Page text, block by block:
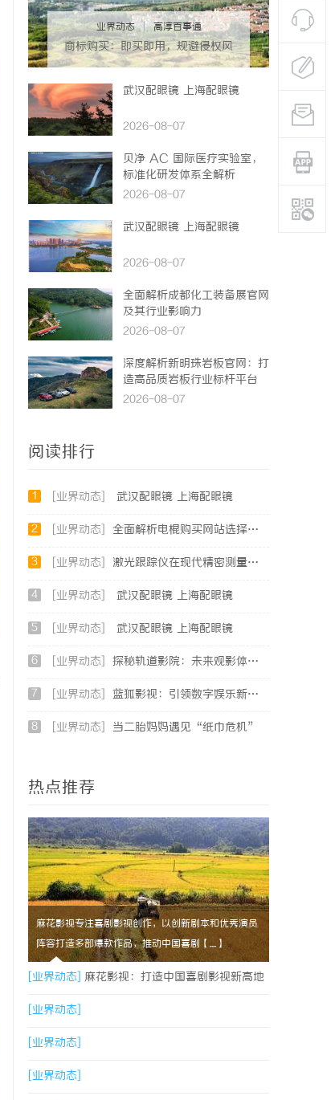
业界动态 | 高淳百事通
商标购买：即买即用，规避侵权风
险
武汉配眼镜 上海配眼镜
2026-08-07
贝净 AC 国际医疗实验室，
标准化研发体系全解析
2026-08-07
武汉配眼镜 上海配眼镜
2026-08-07
全面解析成都化工装备展官网
及其行业影响力
2026-08-07
深度解析新明珠岩板官网：打
造高品质岩板行业标杆平台
2026-08-07
阅读排行
1 [业界动态] 武汉配眼镜 上海配眼镜
2 [业界动态] 全面解析电棍购买网站选择及使用指南，保障安全与合法性
3 [业界动态] 激光跟踪仪在现代精密测量中的应用与发展趋势
4 [业界动态] 武汉配眼镜 上海配眼镜
5 [业界动态] 武汉配眼镜 上海配眼镜
6 [业界动态] 探秘轨道影院：未来观影体验的创新之路
7 [业界动态] 蓝狐影视：引领数字娱乐新时代的先锋力量
8 [业界动态] 当二胎妈妈遇见“纸巾危机”
热点推荐
麻花影视专注喜剧影视创作，以创新剧本和优秀演员
阵容打造多部爆款作品，推动中国喜剧【....】
[业界动态] 麻花影视：打造中国喜剧影视新高地
的创新典范
[业界动态]
[业界动态]
[业界动态]